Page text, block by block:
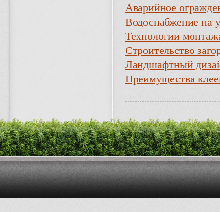
Аварийное
Водоснабжение на
Технологии
Строительство
Ландшафтный
Преимущества